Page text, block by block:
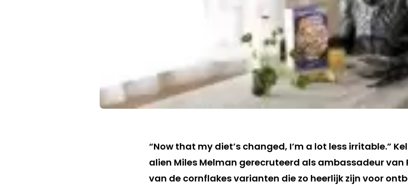
“Now that my diet’s changed, I’m a lot less irritable.”
alien Miles Melman gerecruteerd als ambassadeur van
van de cornflakes varianten die zo heerlijk zijn voor